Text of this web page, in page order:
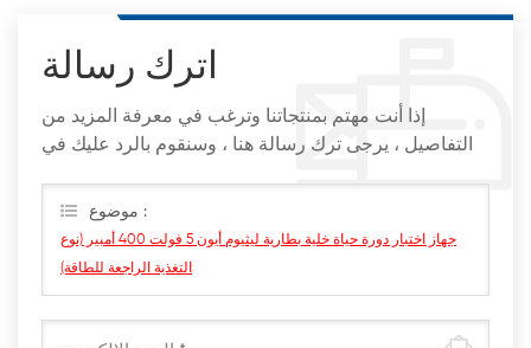
اترك رسالة
إذا أنت مهتم بمنتجاتنا وترغب في معرفة المزيد من
التفاصيل ، يرجى ترك رسالة هنا ، وسنقوم بالرد عليك في
موضوع :
جهاز اختبار دورة حياة خلية بطارية ليثيوم أيون 5 فولت 400 أمبير (نوع
التغذية الراجعة للطاقة)